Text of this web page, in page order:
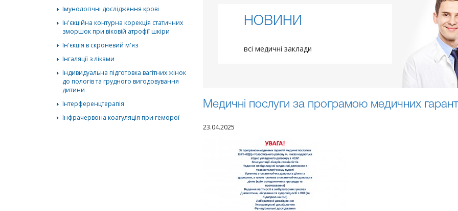
Імунологічні дослідження крові
Ін'єкційна контурна корекція статичних
зморшок при віковій атрофії шкіри
Ін'єкція в скроневий м'яз
Інгаляції з ліками
Індивидуальна підготовка вагітних жінок
до пологів та грудного вигодовування
дитини
Інтерференцтерапія
Інфрачервона коагуляція при геморої
НОВИНИ
всі медичні заклади
Медичні послуги за програмою медичних
23.04.2025